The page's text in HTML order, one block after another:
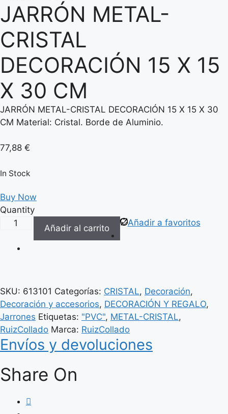
JARRÓN METAL-
CRISTAL
DECORACIÓN 15 X 15
X 30 CM
JARRÓN METAL-CRISTAL DECORACIÓN 15 X 15 X 30
CM Material: Cristal. Borde de Aluminio.
77,88 €
In Stock
Buy Now
Quantity
JARRÓN
CRISTAL
X
15
X
30
CM
cantidad
Añadir a favoritos
Añadir al carrito
SKU: 613101 Categorías: CRISTAL, Decoración,
Decoración y accesorios, DECORACIÓN Y REGALO,
Jarrones Etiquetas: "PVC", METAL-CRISTAL,
RuizCollado Marca: RuizCollado
Envíos y devoluciones
Share On